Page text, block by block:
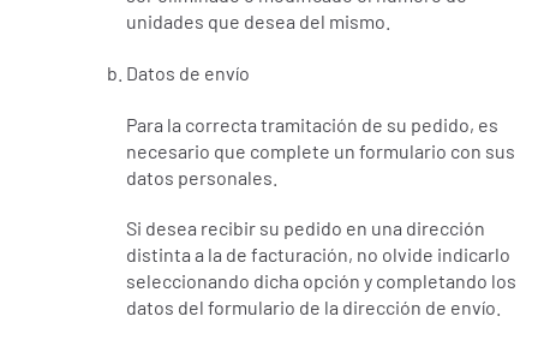
unidades que desea del mismo.
Datos de envío
Para la correcta tramitación de su pedido, es
necesario que complete un formulario con sus
datos personales.
Si desea recibir su pedido en una dirección
distinta a la de facturación, no olvide indicarlo
seleccionando dicha opción y completando los
datos del formulario de la dirección de envío.